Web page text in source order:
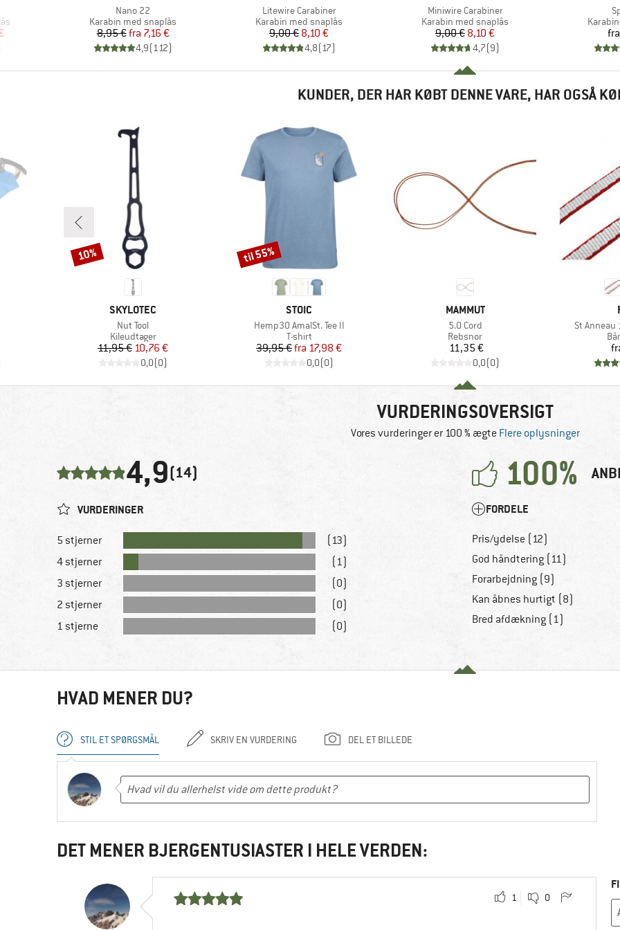
Artikel
Nano 22
Produktgruppe
Karabin med snaplås
Pris
8,95 € Nedsat pris
fra 7,16 €
4,9(112)
Artikel
Litewire Carabiner
Produktgruppe
Karabin med snaplås
Pris
9,00 €Nedsat pris
8,10 €
4,8(17)
Artikel
Miniwire Carabiner
Produktgruppe
Karabin med snaplås
Pris
9,00 €Nedsat pris
8,10 €
4,7(9)
fra
KUNDER, DER HAR KØBT DENNE VARE, HAR OGSÅ
MÆRKE
SKYLOTEC
Artikel
Nut Tool
Produktgruppe
Kileudtager
Pris
11,95 €Nedsat pris
10,76 €
0,0(0)
Rabat
10%
MÆRKE
STOIC
Artikel
Hemp30 AmalSt. Tee II
Produktgruppe
T-shirt
Pris
39,95 € Nedsat pris
fra 17,98 €
0,0(0)
Rabat
til 55%
MÆRKE
MAMMUT
Artikel
5.0 Cord
Produktgruppe
Rebsnor
Pris
11,35 €
0,0(0)
Artikel
St Anneau
VURDERINGSOVERSIGT
Vores vurderinger er 100 % ægte Flere oplysninger
4,9(14) 100%
VURDERINGER
5 stjerner
(13)
4 stjerner
(1)
3 stjerner
(0)
2 stjerner
(0)
1 stjerne
(0)
FORDELE
Pris/ydelse (12)
God håndtering (11)
Forarbejdning (9)
Kan åbnes hurtigt (8)
Bred afdækning (1)
HVAD MENER DU?
STIL ET SPØRGSMÅL SKRIV EN VURDERING DEL ET BILLEDE
DET MENER BJERGENTUSIASTER I HELE VERDEN:
1 0